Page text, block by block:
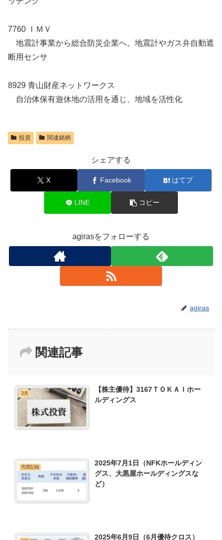
7760 ＩＭＶ
地震計事業から総合防災企業へ。地震計やガス弁自動遮
断用センサ
8929 青山財産ネットワークス
自治体保有遊休地の活用を通じ、地域を活性化
投資 関連銘柄
シェアする
X Facebook はてブ
LINE コピー
agirasをフォローする
agiras
関連記事
3月
【株主優待】3167ＴＯＫＡＩホー
ルディングス
売買記録
2025年7月1日（NFKホールディン
グス、大黒屋ホールディングスな
ど）
2025年6月9日（6月優待クロス）